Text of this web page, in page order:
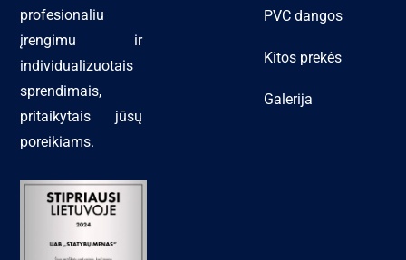
profesionaliu
įrengimu ir
individualizuotais
sprendimais,
pritaikytais jūsų
poreikiams.
PVC dangos
Kitos prekės
Galerija